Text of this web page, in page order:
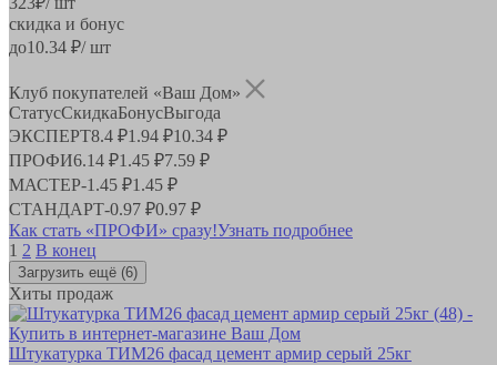
скидка и бонус
до10.34 ₽/ шт
Клуб покупателей «Ваш Дом»
СтатусСкидкаБонусВыгода
ЭКСПЕРТ8.4 ₽1.94 ₽10.34 ₽
ПРОФИ6.14 ₽1.45 ₽7.59 ₽
МАСТЕР-1.45 ₽1.45 ₽
СТАНДАРТ-0.97 ₽0.97 ₽
Как стать «ПРОФИ» сразу!Узнать подробнее
1 2 В конец
Загрузить ещё (6)
Хиты продаж
Штукатурка ТИМ26 фасад цемент армир серый 25кг